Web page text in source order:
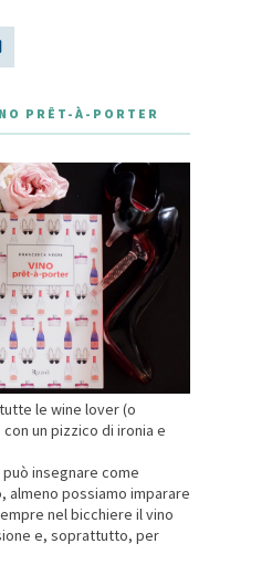
PRÊT-À-PORTER
le wine lover (o
un pizzico di ironia e
insegnare come
almeno possiamo imparare
nel bicchiere il vino
e, soprattutto, per